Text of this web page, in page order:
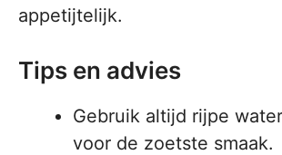
appetijtelijk.
Tips en advies
Gebruik altijd rijpe
voor de zoetste smaak.